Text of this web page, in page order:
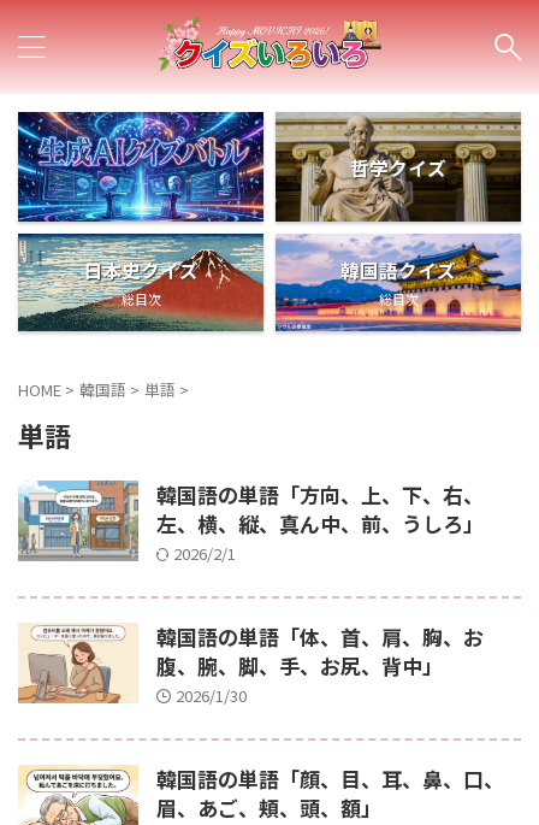
哲学クイズ
日本史クイズ
総目次
韓国語クイズ
総目次
HOME > 韓国語 > 単語 >
単語
韓国語の単語「方向、上、下、右、
左、横、縦、真ん中、前、うしろ」
2026/2/1
韓国語の単語「体、首、肩、胸、お
腹、腕、脚、手、お尻、背中」
2026/1/30
韓国語の単語「顔、目、耳、鼻、口、
眉、あご、頬、頭、額」